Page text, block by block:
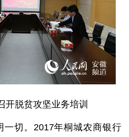
开脱贫攻坚业务培训
切。2017年桐城农商银行